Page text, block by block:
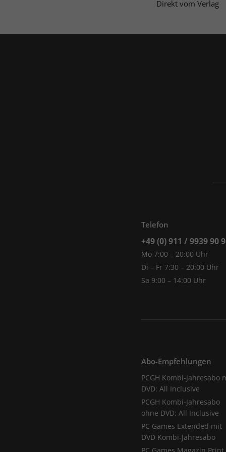
Direkt vom Verlag
Telefon
+49 (0) 911 / 9939 90
Mo 7:00 – 20:00 Uhr
Di – Fr 7:30 – 20:00 Uhr
Sa 9:00 – 14:00 Uhr
Abo-Empfehlungen
PCGH Kombi-Jahresabo
DVD: All Inclusive
PCGH Kombi-Jahresabo
ohne DVD: All Inclusive
PC Games Extended mit
DVD Kombi-Jahresabo
PC Games Magazin Print